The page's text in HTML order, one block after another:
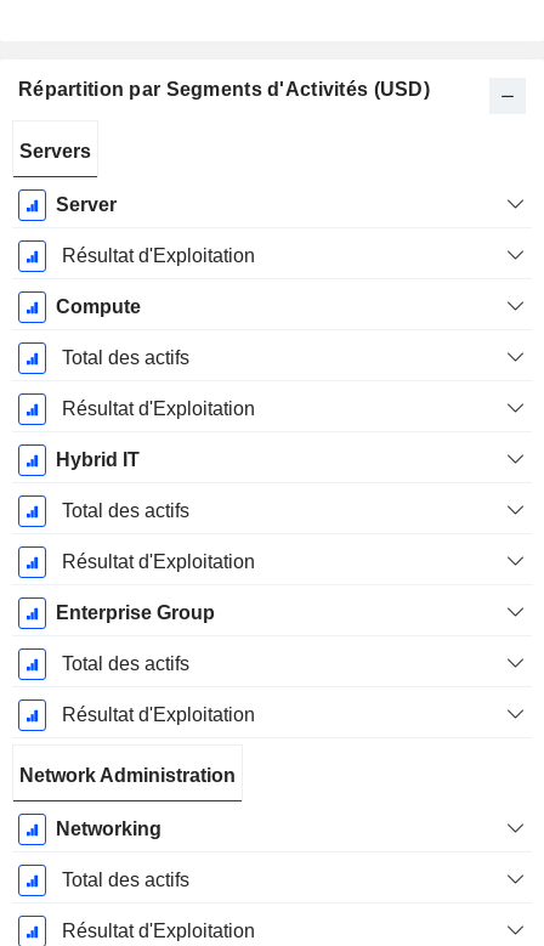
Répartition par Segments d'Activités (USD)
Fiscale:
Octobre
Servers
Server
Résultat d'Exploitation
Compute
Total des actifs
Résultat d'Exploitation
Hybrid IT
Total des actifs
Résultat d'Exploitation
Enterprise Group
Total des actifs
Résultat d'Exploitation
Network Administration
Networking
Total des actifs
Résultat d'Exploitation